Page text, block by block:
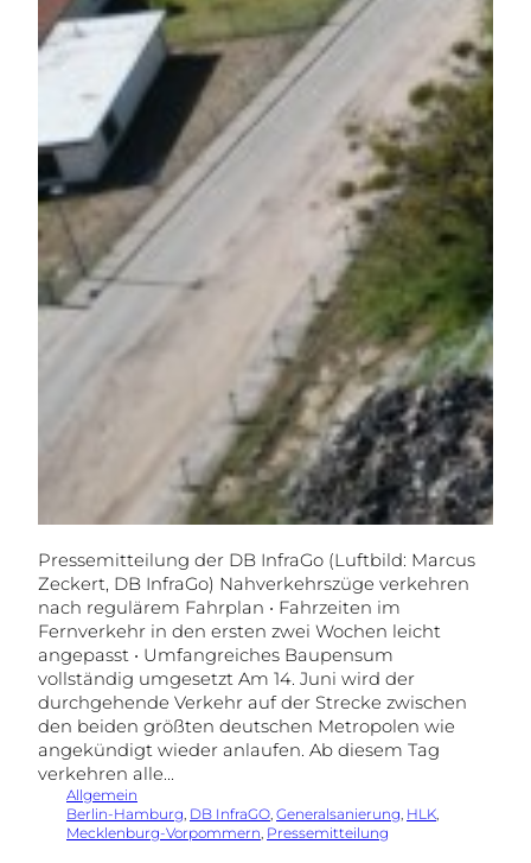
Pressemitteilung der DB InfraGo (Luftbild: Marcus
Zeckert, DB InfraGo) Nahverkehrszüge verkehren
nach regulärem Fahrplan • Fahrzeiten im
Fernverkehr in den ersten zwei Wochen leicht
angepasst • Umfangreiches Baupensum
vollständig umgesetzt Am 14. Juni wird der
durchgehende Verkehr auf der Strecke zwischen
den beiden größten deutschen Metropolen wie
angekündigt wieder anlaufen. Ab diesem Tag
verkehren alle…
Allgemein
Berlin-Hamburg DB InfraGO Generalsanierung HLK
Mecklenburg-Vorpommern Pressemitteilung